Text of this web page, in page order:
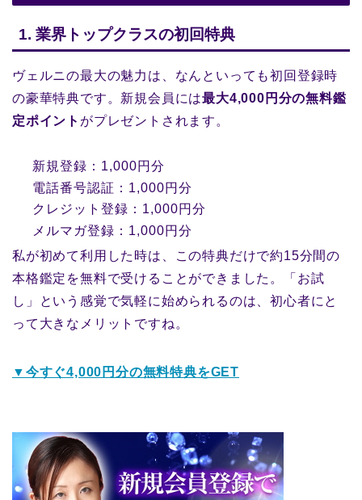
1. 業界トップクラスの初回特典
ヴェルニの最大の魅力は、なんといっても初回登録時
の豪華特典です。新規会員には最大4,000円分の無料鑑
定ポイント がプレゼントされます。
新規登録：1,000円分
電話番号認証：1,000円分
クレジット登録：1,000円分
メルマガ登録：1,000円分
私が初めて利用した時は、この特典だけで約15分間の
本格鑑定を無料で受けることができました。「お試
し」という感覚で気軽に始められるのは、初心者にと
って大きなメリットですね。
▼今すぐ4,000円分の無料特典をGET